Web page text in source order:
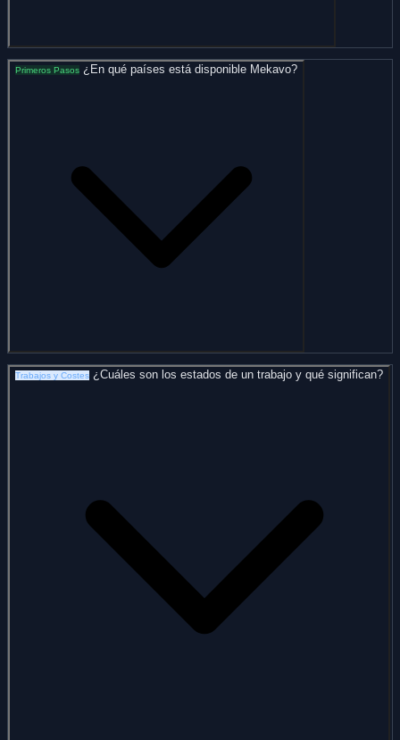
Primeros Pasos ¿En qué países está disponible Mekavo?
Trabajos y Costes ¿Cuáles son los estados de un trabajo y qué significan?